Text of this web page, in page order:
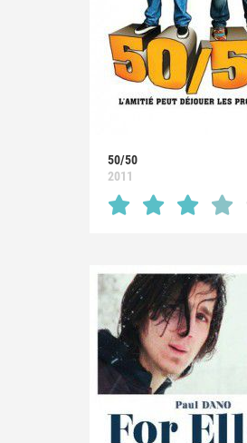
50/50
2011